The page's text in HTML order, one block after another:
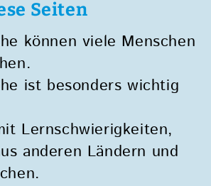
Seiten
können viele Menschen
ist besonders wichtig
Lernschwierigkeiten,
anderen Ländern und